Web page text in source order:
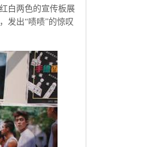
白两色的宣传板展
发出“啧啧”的惊叹